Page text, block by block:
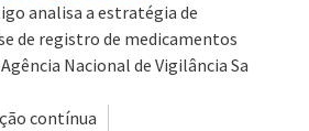
analisa a estratégia de
de registro de medicamentos
Nacional de Vigilância Sa
contínua